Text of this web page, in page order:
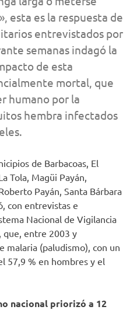
esta es la respuesta de
entrevistados por
semanas indagó la
de esta
mortal, que
humano por la
hembra infectados
de Barbacoas, El
Tola, Magüi Payán,
Payán, Santa Bárbara
con entrevistas e
Nacional de Vigilancia
que, entre 2003 y
malaria (paludismo), con un
57,9 % en hombres y el
nacional priorizó a 12